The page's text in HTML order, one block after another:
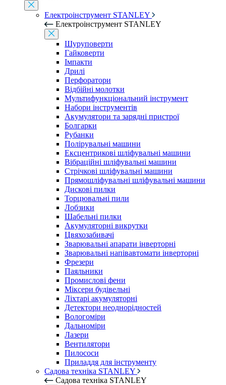
Електроінструмент STANLEY
Електроінструмент STANLEY
Шуруповерти
Гайковерти
Імпакти
Дрилі
Перфоратори
Відбійні молотки
Мультифункціональний інструмент
Набори інструментів
Акумулятори та зарядні пристрої
Болгарки
Рубанки
Полірувальні машини
Ексцентрикові шліфувальні машини
Вібраційні шліфувальні машини
Стрічкові шліфувальні машини
Прямошліфувальні шліфувальні машини
Дискові пилки
Торцювальні пили
Лобзики
Шабельні пилки
Акумуляторні викрутки
Цвяхозабивачі
Зварювальні апарати інверторні
Зварювальні напівавтомати інверторні
Фрезери
Паяльники
Промислові фени
Міксери будівельні
Ліхтарі акумуляторні
Детектори неоднорідностей
Вологоміри
Дальноміри
Лазери
Вентилятори
Пилососи
Приладдя для інструменту
Садова техніка STANLEY
Садова техніка STANLEY